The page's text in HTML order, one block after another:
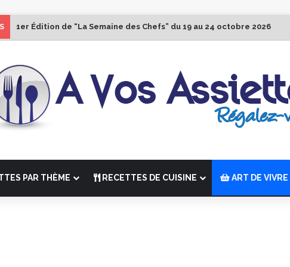
1er Édition de “La Semaine des Chefs” du 19 au 24 octobre 2026
PAR THÈME RECETTES DE CUISINE ART DE VIVRE